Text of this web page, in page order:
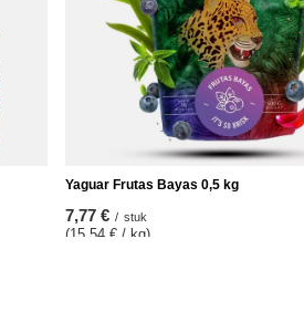
Yaguar Frutas Bayas 0,5 kg
7,77 € / stuk
(15,54 € / kg)